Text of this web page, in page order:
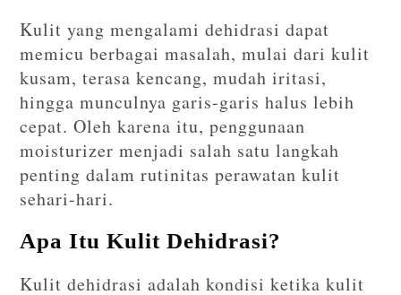
Kulit yang mengalami dehidrasi dapat
memicu berbagai masalah, mulai dari kulit
kusam, terasa kencang, mudah iritasi,
hingga munculnya garis-garis halus lebih
cepat. Oleh karena itu, penggunaan
moisturizer menjadi salah satu langkah
penting dalam rutinitas perawatan kulit
sehari-hari.
Apa Itu Kulit Dehidrasi?
Kulit dehidrasi adalah kondisi ketika kulit